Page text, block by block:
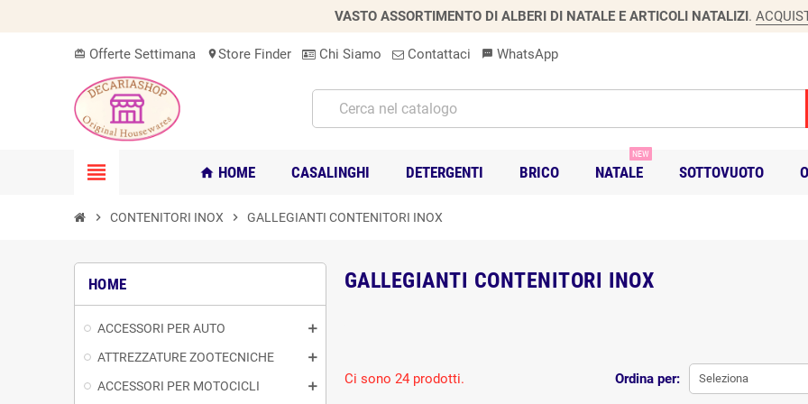
VASTO ASSORTIMENTO DI ALBERI DI NATALE E ARTICOLI NATALIZI.
card_giftcard Offerte Settimana location_onStore Finder Chi Siamo Contattaci sms WhatsApp
view_headline home HOME CASALINGHI DETERGENTI BRICO NATALE
NEW
SOTTOVUOTO
chevron_right CONTENITORI INOX chevron_right GALLEGIANTI CONTENITORI INOX
HOME
ACCESSORI PER AUTO
ATTREZZATURE ZOOTECNICHE
ACCESSORI PER MOTOCICLI
GALLEGIANTI CONTENITORI INOX
Ordina per: Seleziona
Ci sono 24 prodotti.